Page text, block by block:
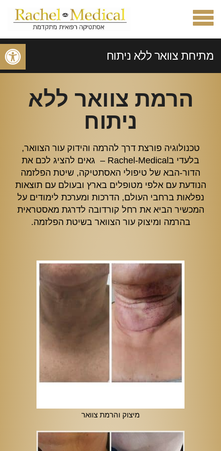
פתח
תפריט
מתיחת צוואר ללא ניתוח
מתיחת צוואר ללא ניתוח
הרמת צוואר ללא
ניתוח
טכנולוגיה פורצת דרך להרמה והידוק עור הצוואר,
בלעדי בRachel-Medical – גאים להציג לכם את
הדור-הבא של טיפולי האסתטיקה, שיטת הפלזמה
הנודעת עם אלפי מטופלים בארץ ובעולם עם תוצאות
נפלאות ברחבי העולם, הדרכות ומערכת לימודים על
המכשיר הביא את רחל קורדובה לדרגת מאסטראית
בהרמה ומיצוק עור הצוואר בשיטת הפלזמה.
מיצוק והרמת צוואר